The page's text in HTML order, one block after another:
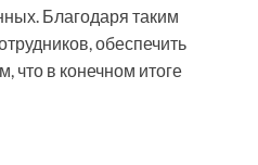
Благодаря таким
обеспечить
что в конечном итоге